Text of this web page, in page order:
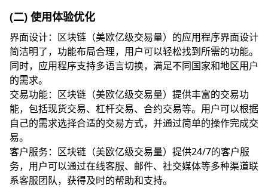
(二) 使用体验优化
界面设计：区块链（美欧亿级交易量）的应用程序界面设计
简洁明了，功能布局合理，用户可以轻松找到所需的功能。
同时，应用程序支持多语言切换，满足不同国家和地区用户
的需求。
交易功能：区块链（美欧亿级交易量）提供丰富的交易功
能，包括现货交易、杠杆交易、合约交易等。用户可以根据
自己的需求选择合适的交易方式，并通过简单的操作完成交
易。
客户服务：区块链（美欧亿级交易量）提供24/7的客户服
务，用户可以通过在线客服、邮件、社交媒体等多种渠道联
系客服团队，获得及时的帮助和支持。